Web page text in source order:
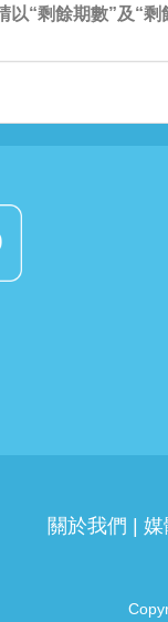
以“剩餘期數”及“
關於我們 媒